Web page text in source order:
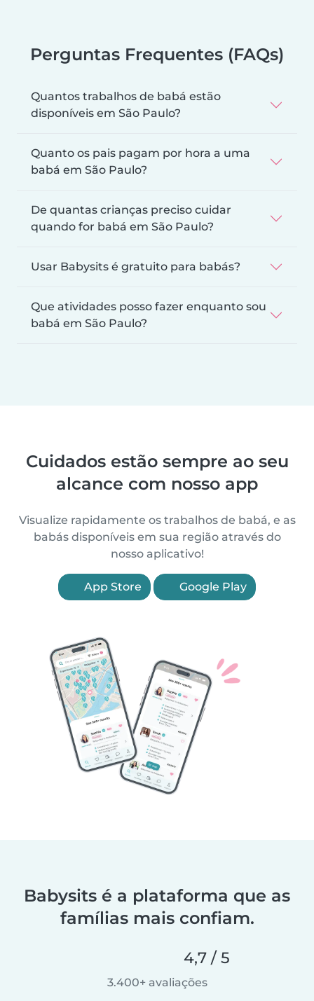
Perguntas Frequentes (FAQs)
Quantos trabalhos de babá estão
disponíveis em São Paulo?
Quanto os pais pagam por hora a uma
babá em São Paulo?
De quantas crianças preciso cuidar
quando for babá em São Paulo?
Usar Babysits é gratuito para babás?
Que atividades posso fazer enquanto sou
babá em São Paulo?
Cuidados estão sempre ao seu
alcance com nosso app
Visualize rapidamente os trabalhos de babá, e as
babás disponíveis em sua região através do
nosso aplicativo!
App Store Google Play
Babysits é a plataforma que as
famílias mais confiam.
4,7 / 5
3.400+ avaliações